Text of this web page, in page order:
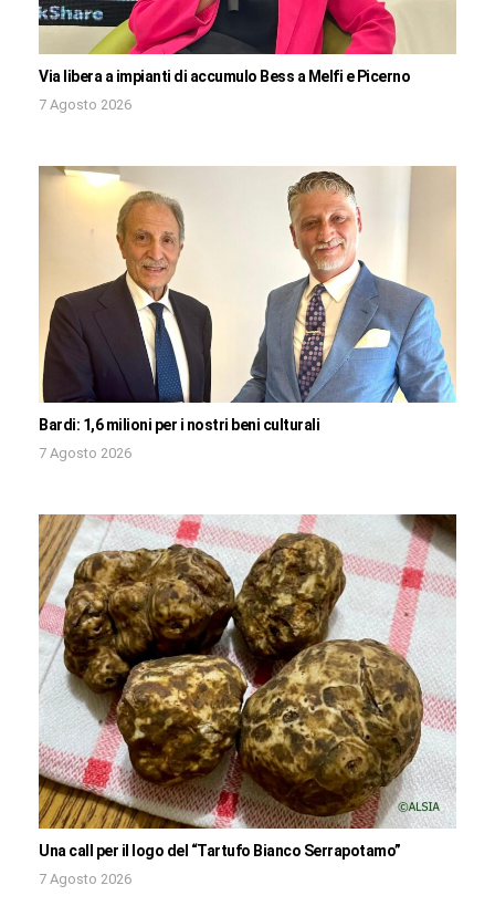
Via libera a impianti di accumulo Bess a Melfi e Picerno
7 Agosto 2026
Bardi: 1,6 milioni per i nostri beni culturali
7 Agosto 2026
Una call per il logo del “Tartufo Bianco Serrapotamo”
7 Agosto 2026